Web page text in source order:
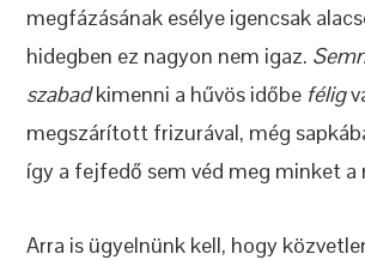
megfázásának esélye igencsak
hidegben ez nagyon nem igaz.
szabadkimenni a hűvös időbe félig
megszárított frizurával, még
így a fejfedő sem véd meg minket a
Arra is ügyelnünk kell, hogy